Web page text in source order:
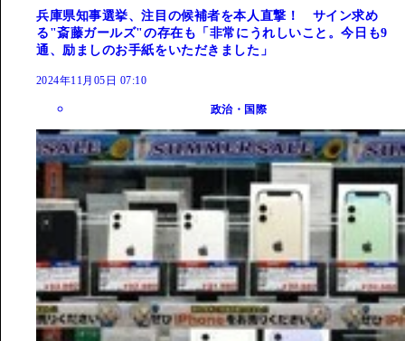
兵庫県知事選挙、注目の候補者を本人直撃！ サイン求め
る"斎藤ガールズ"の存在も「非常にうれしいこと。今日も9
通、励ましのお手紙をいただきました」
2024年11月05日 07:10
政治・国際